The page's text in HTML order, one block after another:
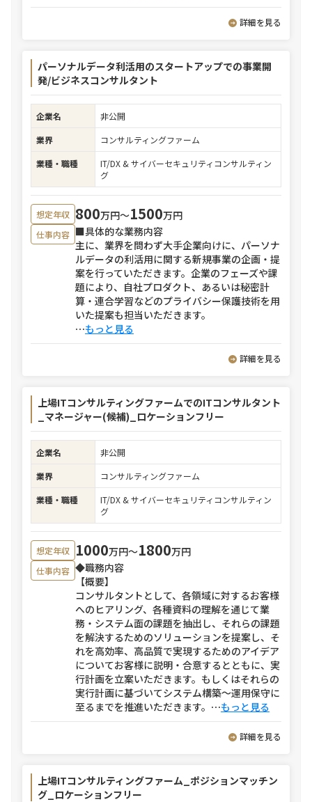
詳細を見る
パーソナルデータ利活用のスタートアップでの事業開
発/ビジネスコンサルタント
企業名
非公開
業界
コンサルティングファーム
業種・職種
IT/DX & サイバーセキュリティコンサルティン
グ
想定年収 800万円〜1500万円
仕事内容 ■具体的な業務内容
主に、業界を問わず大手企業向けに、パーソナ
ルデータの利活用に関する新規事業の企画・提
案を行っていただきます。企業のフェーズや課
題により、自社プロダクト、あるいは秘密計
算・連合学習などのプライバシー保護技術を用
いた提案も担当いただきます。
⋯もっと見る
詳細を見る
上場ITコンサルティングファームでのITコンサルタント
_マネージャー(候補)_ロケーションフリー
企業名
非公開
業界
コンサルティングファーム
業種・職種
IT/DX & サイバーセキュリティコンサルティン
グ
想定年収 1000万円〜1800万円
仕事内容 ◆職務内容
【概要】
コンサルタントとして、各領域に対するお客様
へのヒアリング、各種資料の理解を通じて業
務・システム面の課題を抽出し、それらの課題
を解決するためのソリューションを提案し、そ
れを高効率、高品質で実現するためのアイデア
についてお客様に説明・合意するとともに、実
行計画を立案いただきます。もしくはそれらの
実行計画に基づいてシステム構築～運用保守に
至るまでを推進いただきます。 ⋯もっと見る
詳細を見る
上場ITコンサルティングファーム_ポジションマッチン
グ_ロケーションフリー